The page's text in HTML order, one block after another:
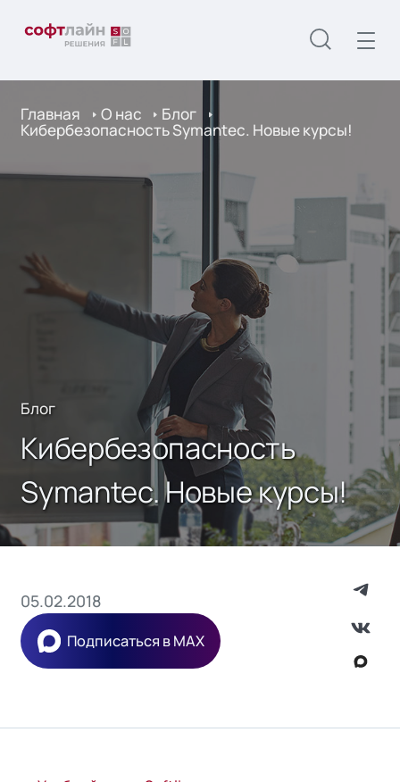
Главная О нас Блог
Кибербезопасность Symantec. Новые курсы!
Блог
Кибербезопасность
Symantec. Новые курсы!
05.02.2018
Подписаться в MAX